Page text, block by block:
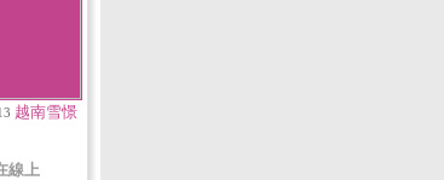
越南雪憬
線上